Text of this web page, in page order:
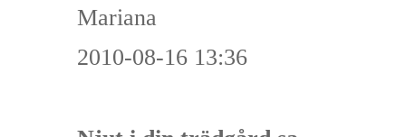
Mariana
2010-08-16 13:36